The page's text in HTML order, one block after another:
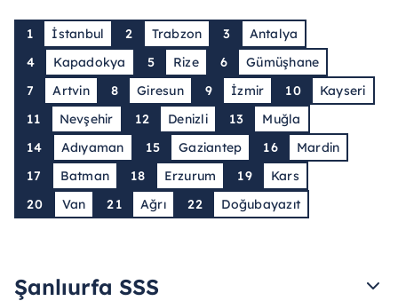
1 İstanbul 2 Trabzon 3
Antalya
4
Kapadokya 5 Rize 6
Gümüşhane
7
Artvin 8 Giresun 9 İzmir 10
Kayseri
11
Nevşehir 12 Denizli 13
Muğla
14
Adıyaman 15 Gaziantep 16
Mardin
17
Batman 18 Erzurum 19
Kars
20
Van 21 Ağrı 22 Doğubayazıt
Şanlıurfa SSS